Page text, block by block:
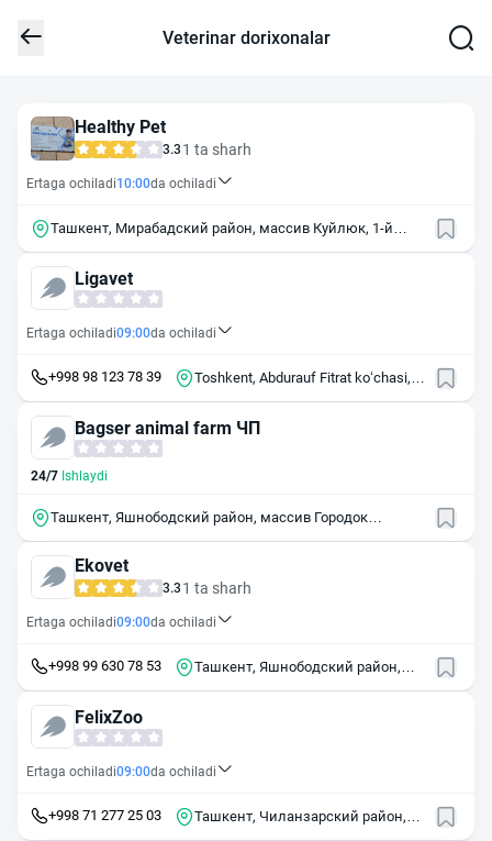
Veterinar dorixonalar
Healthy Pet
3.3 1 ta sharh
Ertaga ochiladi10:00da ochiladi
Ташкент, Мирабадский район, массив Куйлюк, 1-й
Ligavet
Ertaga ochiladi09:00da ochiladi
+998 98 123 78 39
Toshkent, Abdurauf Fitrat koʻchasi,
Bagser animal farm ЧП
24/7 Ishlaydi
Ташкент, Яшнободский район, массив Городок
Ekovet
3.3 1 ta sharh
Ertaga ochiladi09:00da ochiladi
+998 99 630 78 53
Ташкент, Яшнободский район,
FelixZoo
Ertaga ochiladi09:00da ochiladi
+998 71 277 25 03
Ташкент, Чиланзарский район,